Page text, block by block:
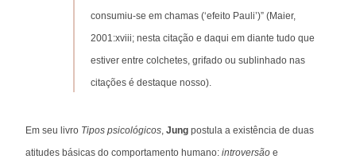
consumiu-se em chamas (‘efeito Pauli’)” (Maier,
2001:xviii; nesta citação e daqui em diante tudo que
estiver entre colchetes, grifado ou sublinhado nas
citações é destaque nosso).
Em seu livro Tipos psicológicos, Jung postula a existência de duas
atitudes básicas do comportamento humano: introversão e